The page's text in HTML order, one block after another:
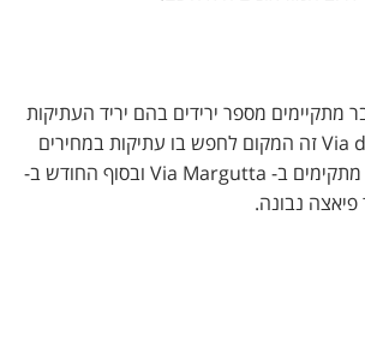
מספר ירידים בהם יריד העתיקות
ברחוב Via dei Coronari זה המקום לחפש בו עתיקות במחירים
סבירים. ירידי אומנות מתקימים ב- Via Margutta ובסוף החודש ב-